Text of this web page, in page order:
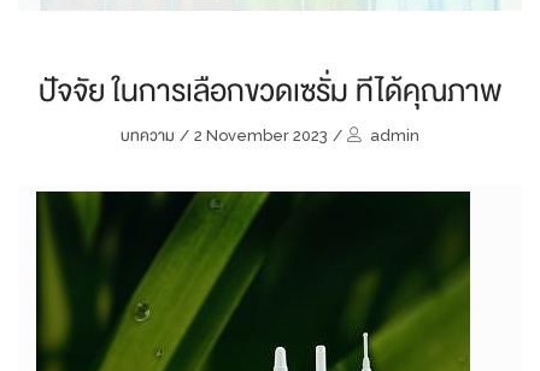
ปัจจัย ในการเลือกขวดเซรั่ม ทีได้คุณภาพ
บทความ / 2 November 2023 / admin